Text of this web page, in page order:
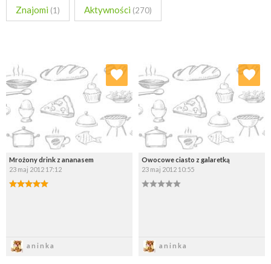
Znajomi (1) Aktywności (270)
Mrożony drink z ananasem
23 maj 2012 17:12
aninka
Dodaj do ulubionych
Wybierz listę:
Owocowe ciasto z galaretką
23 maj 2012 10:55
aninka
Dodaj do ulubionych
Wybierz listę: